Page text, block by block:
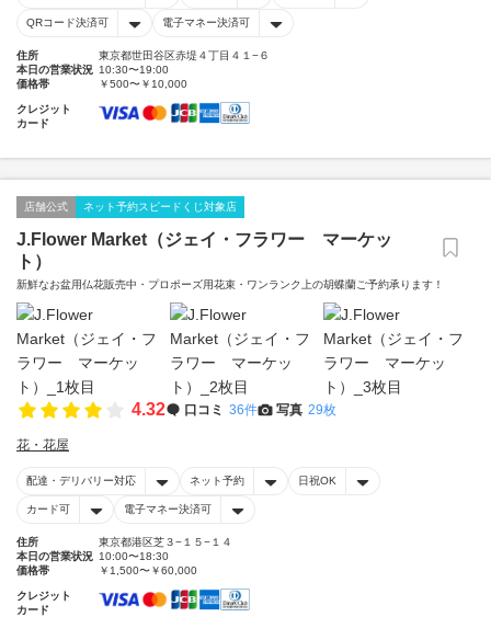
QRコード決済可 電子マネー決済可
住所
東京都世田谷区赤堤４丁目４１−６
本日の営業状況 10:30〜19:00
価格帯
￥500〜￥10,000
クレジット
カード
店舗公式 ネット予約スピードくじ対象店
J.Flower Market（ジェイ・フラワー マーケッ
ト）
新鮮なお盆用仏花販売中・プロポーズ用花束・ワンランク上の胡蝶蘭ご予約承ります！
4.32 口コミ 36件 写真 29枚
花・花屋
配達・デリバリー対応 ネット予約 日祝OK
カード可 電子マネー決済可
住所
東京都港区芝３−１５−１４
本日の営業状況 10:00〜18:30
価格帯
￥1,500〜￥60,000
クレジット
カード